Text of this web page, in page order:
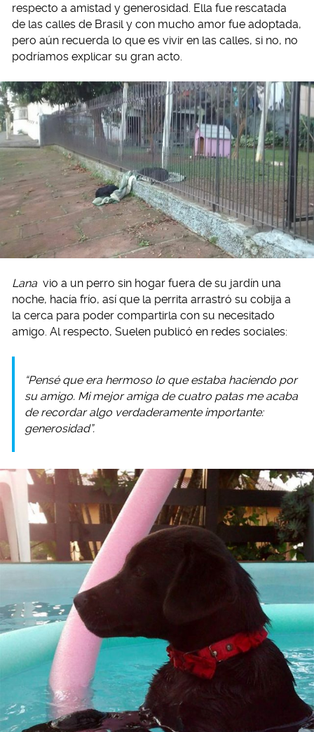
respecto a amistad y generosidad. Ella fue rescatada
de las calles de Brasil y con mucho amor fue adoptada,
pero aún recuerda lo que es vivir en las calles, si no, no
podríamos explicar su gran acto.
Lana vio a un perro sin hogar fuera de su jardín una
noche, hacía frío, así que la perrita arrastró su cobija a
la cerca para poder compartirla con su necesitado
amigo. Al respecto, Suelen publicó en redes sociales:
“Pensé que era hermoso lo que estaba haciendo por
su amigo. Mi mejor amiga de cuatro patas me acaba
de recordar algo verdaderamente importante:
generosidad”.